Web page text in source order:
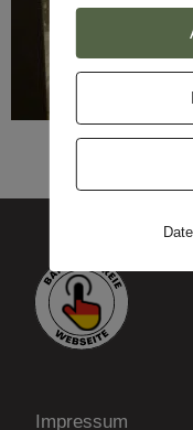
Impressum